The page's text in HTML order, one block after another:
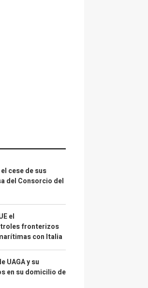
cese de sus
del Consorcio del
el
fronterizos
con Italia
UAGA y su
en su domicilio de